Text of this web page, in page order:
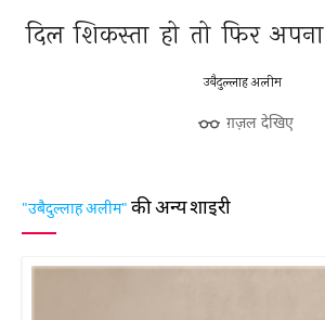
दिल शिकस्ता हो तो फिर अपना
उबैदुल्लाह अलीम
ग़ज़ल देखिए
"उबैदुल्लाह अलीम" की अन्य शाइरी